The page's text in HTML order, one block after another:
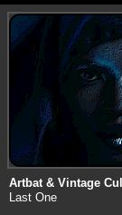
Artbat & Vintage
Last One